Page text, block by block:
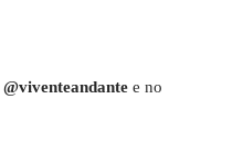
@viventeandante e no